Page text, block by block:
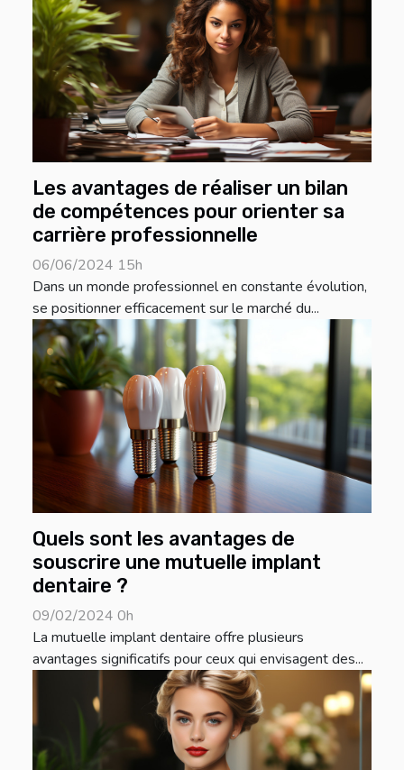
Les avantages de réaliser un bilan
de compétences pour orienter sa
carrière professionnelle
06/06/2024 15h
Dans un monde professionnel en constante évolution,
se positionner efficacement sur le marché du...
Quels sont les avantages de
souscrire une mutuelle implant
dentaire ?
09/02/2024 0h
La mutuelle implant dentaire offre plusieurs
avantages significatifs pour ceux qui envisagent des...